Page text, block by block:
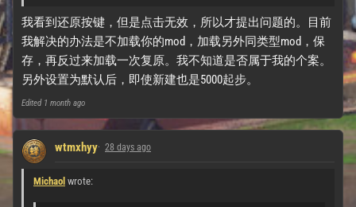
我看到还原按键，但是点击无效，所以才提出问题的。目前
我解决的办法是不加载你的mod，加载另外同类型mod，保
存，再反过来加载一次复原。我不知道是否属于我的个案。
另外设置为默认后，即使新建也是5000起步。
Edited 1 month ago
wtmxhyy 28 days ago
Michaol wrote: